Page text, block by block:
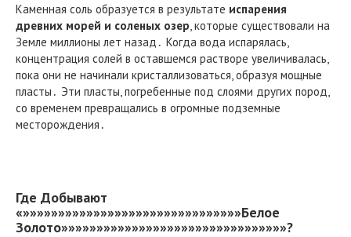
Каменная соль образуется в результате испарения
древних морей и соленых озер , которые существовали на
Земле миллионы лет назад․ Когда вода испарялась,
концентрация солей в оставшемся растворе увеличивалась,
пока они не начинали кристаллизоваться, образуя мощные
пласты․ Эти пласты, погребенные под слоями других пород,
со временем превращались в огромные подземные
месторождения․
Где Добывают
«»»»»»»»»»»»»»»»»»»»»»»»»»»»»»»»Белое
Золото»»»»»»»»»»»»»»»»»»»»»»»»»»»»»»»»?